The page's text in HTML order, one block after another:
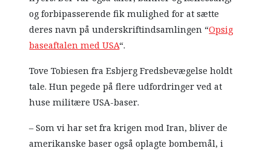
og forbipasserende fik mulighed for at sætte
deres navn på underskriftindsamlingen “Opsig
baseaftalen med USA“.
Tove Tobiesen fra Esbjerg Fredsbevægelse holdt
tale. Hun pegede på flere udfordringer ved at
huse militære USA-baser.
– Som vi har set fra krigen mod Iran, bliver de
amerikanske baser også oplagte bombemål, i